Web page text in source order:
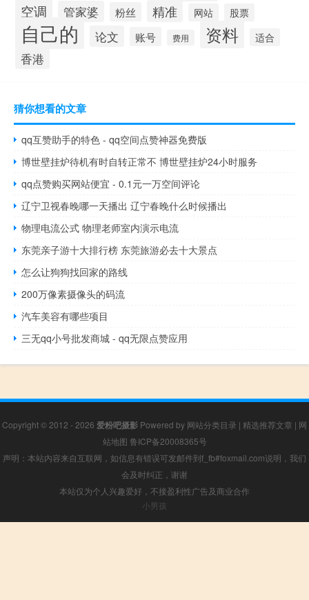
空调 管家婆 粉丝 精准 网站 股票
自己的 论文 账号 费用 资料 适合
香港
猜你想看的文章
qq互赞助手的特色 - qq空间点赞神器免费版
博世壁挂炉待机有时自转正常不 博世壁挂炉24小时服务
qq点赞购买网站便宜 - 0.1元一万空间评论
辽宁卫视春晚哪一天播出 辽宁春晚什么时候播出
物理电流公式 物理老师室内演示电流
东莞亲子游十大排行榜 东莞旅游必去十大景点
怎么让狗狗找回家的路线
200万像素摄像头的码流
汽车美容有哪些项目
三无qq小号批发商城 - qq无限点赞应用
Copyright © 2012 - 2026 爱粉吧摄影 Powered by 网站分类目录 | 精选推荐文章 | 网
站地图 鲁ICP备20008365号
声明：本站内容来自互联网，如信息有错误可发邮件到f_fb#foxmail.com说明，我们
会及时纠正，谢谢
本站仅为个人兴趣爱好，不接盈利性广告及商业合作
小男孩